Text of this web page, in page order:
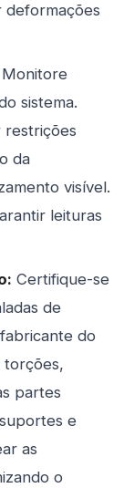
deformações
Monitore
sistema.
restrições
da
visível.
leituras
Certifique-se
de
do
torções,
partes
e
as
o